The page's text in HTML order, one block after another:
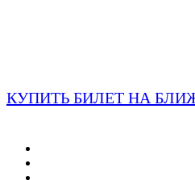
КУПИТЬ БИЛЕТ НА